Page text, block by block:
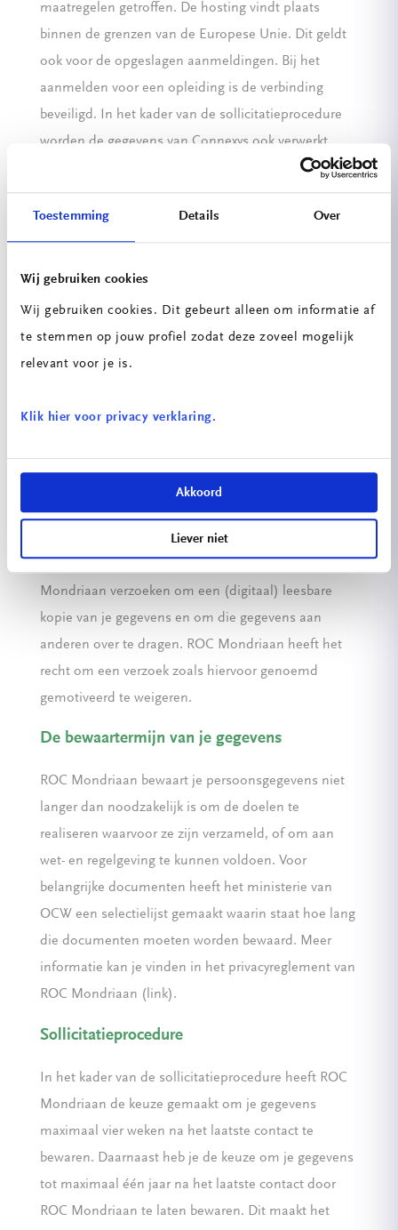
Toestemming Details Over
Wij gebruiken cookies
Wij gebruiken cookies. Dit gebeurt alleen om informatie af
te stemmen op jouw profiel zodat deze zoveel mogelijk
relevant voor je is.
Klik hier voor privacy verklaring.
Akkoord
Liever niet
maatregelen getroffen. De hosting vindt plaats
binnen de grenzen van de Europese Unie. Dit geldt
ook voor de opgeslagen aanmeldingen. Bij het
aanmelden voor een opleiding is de verbinding
beveiligd. In het kader van de sollicitatieprocedure
worden de gegevens van Connexys ook verwerkt
door Bullhorn, een bedrijf in de V.S.. Door het
‘Privacy Shield’ zijn Connexys en Bullhorn voor de
verwerking van je gegevens beide gehouden te
Recht op inzage, correctie of verwijdering,
beperking, overdraagbaarheid en bezwaar
tegen verwerking.
inzage van en correctie of verwijdering van je
persoonsgegevens. Je kan bezwaar maken tegen de
verwerking van je gegevens, of vragen om die
verwerking juist te beperken. Je hebt ook het recht op
Mondriaan verzoeken om een (digitaal) leesbare
kopie van je gegevens en om die gegevens aan
anderen over te dragen. ROC Mondriaan heeft het
recht om een verzoek zoals hiervoor genoemd
gemotiveerd te weigeren.
De bewaartermijn van je gegevens
ROC Mondriaan bewaart je persoonsgegevens niet
langer dan noodzakelijk is om de doelen te
realiseren waarvoor ze zijn verzameld, of om aan
wet- en regelgeving te kunnen voldoen. Voor
belangrijke documenten heeft het ministerie van
OCW een selectielijst gemaakt waarin staat hoe lang
die documenten moeten worden bewaard. Meer
informatie kan je vinden in het privacyreglement van
ROC Mondriaan (link).
Sollicitatieprocedure
In het kader van de sollicitatieprocedure heeft ROC
Mondriaan de keuze gemaakt om je gegevens
maximaal vier weken na het laatste contact te
bewaren. Daarnaast heb je de keuze om je gegevens
tot maximaal één jaar na het laatste contact door
ROC Mondriaan te laten bewaren. Dit maakt het